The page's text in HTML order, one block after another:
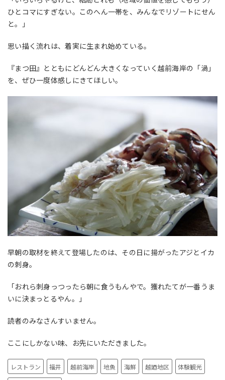
ひとコマにすぎない。このへん一帯を、みんなでリゾートにせん
と。」
思い描く流れは、着実に生まれ始めている。
『まつ田』とともにどんどん大きくなっていく越前海岸の「渦」
を、ぜひ一度体感しにきてほしい。
早朝の取材を終えて登場したのは、その日に揚がったアジとイカ
の刺身。
「おれら刺身っつったら朝に食うもんやで。獲れたてが一番うま
いに決まっとるやん。」
読者のみなさんすいません。
ここにしかない味、お先にいただきました。
レストラン 福井 越前海岸 地魚 海鮮 越廼地区 体験観光